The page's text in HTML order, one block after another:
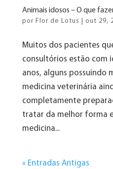
Animais idosos – O que
por Flor de Lotus out 29,
Muitos dos pacientes
consultórios estão com
anos, alguns possuindo
medicina veterinária
completamente
tratar da melhor forma
medicina...
« Entradas Antigas